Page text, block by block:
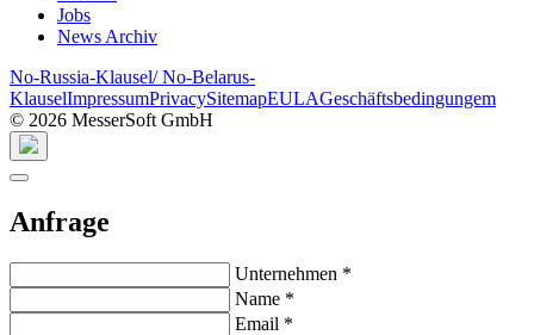
Jobs
News Archiv
No-Russia-Klausel/ No-Belarus-
KlauselImpressumPrivacySitemapEULAGeschäftsbedingungem
© 2026 MesserSoft GmbH
Anfrage
Unternehmen *
Name *
Email *